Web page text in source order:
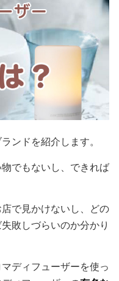
ンドを紹介します。
でもないし、できれば
で見かけないし、どの
敗しづらいのか分かり
ディフューザーを使っ